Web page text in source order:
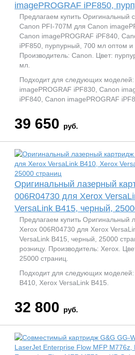
imagePROGRAF iPF850,
Предлагаем купить Оригинальный
Canon PFI-707M для Canon
Canon imagePROGRAF iPF840,
iPF850, пурпурный, 700 мл оптом и
Производитель: Canon. Цвет:
мл.
Подходит для следующих моделей:
imagePROGRAF iPF830, Canon
iPF840, Canon imagePROGRAF
39 650 руб.
Оригинальный лазерный
006R04730 для Xerox
VersaLink B415, черный,
Предлагаем купить Оригинальный
Xerox 006R04730 для Xerox
VersaLink B415, черный, 25000
розницу. Производитель: Xerox.
25000 страниц.
Подходит для следующих моделей:
B410, Xerox VersaLink B415.
32 800 руб.